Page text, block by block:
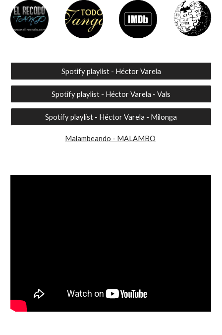
Spotify playlist - Héctor Varela
Spotify playlist - Héctor Varela - Vals
Spotify playlist - Héctor Varela - Milonga
Malambeando - MALAMBO